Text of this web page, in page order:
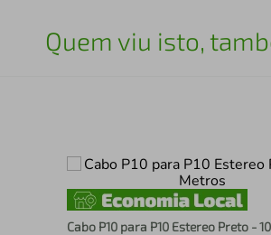
Quem viu isto,
Cabo P10 para P10 Estereo Preto -